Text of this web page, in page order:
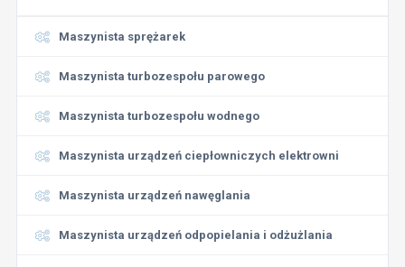
Maszynista sprężarek
Maszynista turbozespołu parowego
Maszynista turbozespołu wodnego
Maszynista urządzeń ciepłowniczych elektrowni
Maszynista urządzeń nawęglania
Maszynista urządzeń odpopielania i odżużlania